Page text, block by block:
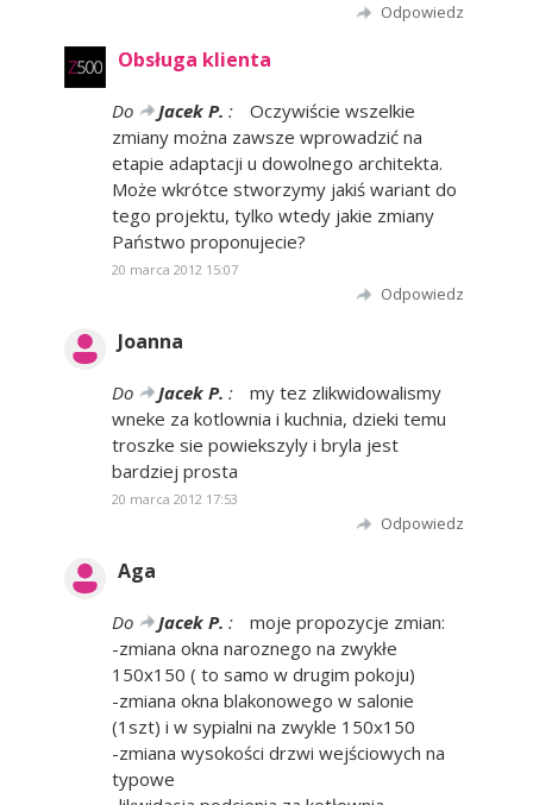
Odpowiedz
Obsługa klienta
Do Jacek P. :
Oczywiście wszelkie
zmiany można zawsze wprowadzić na
etapie adaptacji u dowolnego architekta.
Może wkrótce stworzymy jakiś wariant do
tego projektu, tylko wtedy jakie zmiany
Państwo proponujecie?
20 marca 2012 15:07
Odpowiedz
Joanna
Do Jacek P. :
my tez zlikwidowalismy
wneke za kotlownia i kuchnia, dzieki temu
troszke sie powiekszyly i bryla jest
bardziej prosta
20 marca 2012 17:53
Odpowiedz
Aga
Do Jacek P. :
moje propozycje zmian:
-zmiana okna naroznego na zwykłe
150x150 ( to samo w drugim pokoju)
-zmiana okna blakonowego w salonie
(1szt) i w sypialni na zwykle 150x150
-zmiana wysokości drzwi wejściowych na
typowe